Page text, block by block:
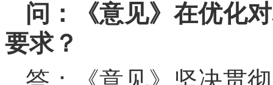
问：《意见》在优化
要求？